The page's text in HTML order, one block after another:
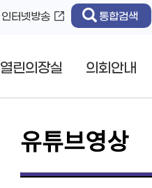
인터넷방송 통합검색
열린의장실 의회안내
유튜브영상